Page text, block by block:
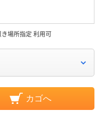
き場所指定 利用可
カゴへ